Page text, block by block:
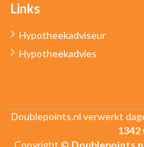
Links
Hypotheekadviseur
Hypotheekadvies
Doublepoints.nl verwerkt
1342
Copyright ©